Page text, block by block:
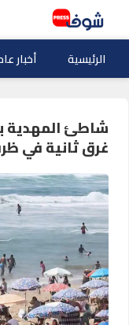
الرئيسية أخبار
شاطئ المهدية
غرق ثانية في ظرف 24